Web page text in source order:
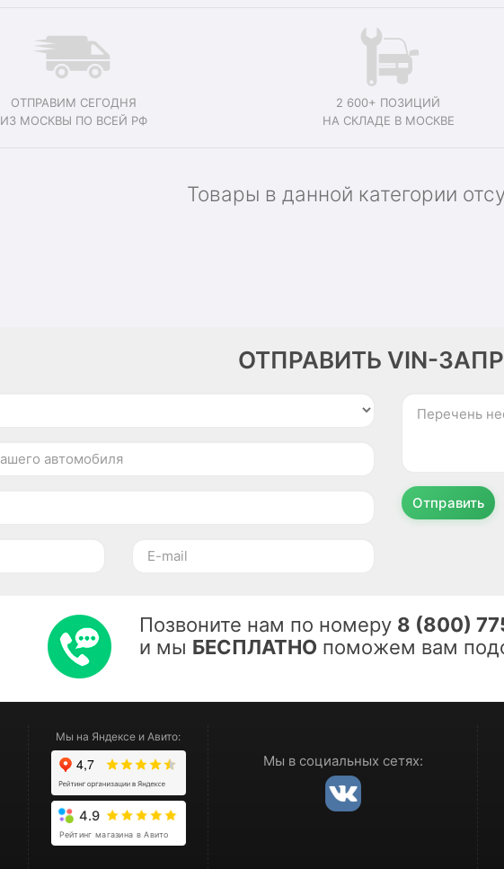
ОТПРАВИМ СЕГОДНЯ
ИЗ МОСКВЫ ПО ВСЕЙ РФ
2 600+ ПОЗИЦИЙ
НА СКЛАДЕ В МОСКВЕ
Товары в данной категории
ОТПРАВИТЬ VIN-
Отправить
Позвоните нам по номеру 8 (800)
и мы БЕСПЛАТНО поможем вам
Мы на Яндексе и Авито:
4.9
Рейтинг магазина в Авито
Мы в социальных сетях: